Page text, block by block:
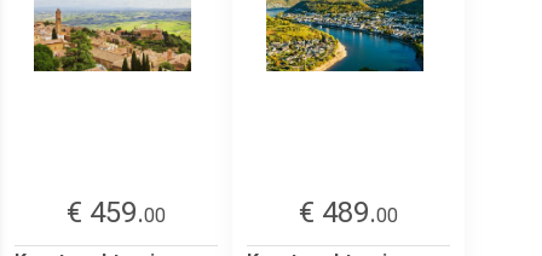
€ 459.00
€ 489.00